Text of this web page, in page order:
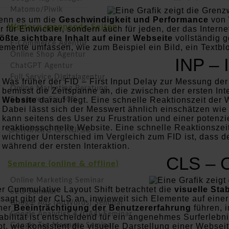
Matomo/Piwik
Weitere spannende Seiten
E-Commerce Agentur
Online Shop Agentur
ChatGPT Agentur
Full Service Digitalagentur
Online Marketing Beratung
So sparen Sie 50%
Seminare & Kurse
Seminare (online & offline)
Online Marketing Seminar
SEO Seminar
Google Ads (AdWords) Seminar
Google Analytics 4 (GA4) Seminar
Google Tag Manager Seminar
es um die Geschwindigkeit und Performance von
für Entwickler, sondern auch für jeden, der das
sichtbare Inhalt auf einer Webseitevollständig
umfassen, wie zum Beispiel ein Bild, ein
INP –
Was früher der FID – First Input Delay zur Messung
bemisst die Zeitspanne an, die zwischen der ersten
Websitedarauf liegt. Eine schnelle Reaktionszeit der
Dabei lässt sich der Messwert ähnlich einschätzen wie
kann seitens des User zu Frustration und einer
reaktionsschnelle Website. Eine schnelle
wichtiger Unterschied im Vergleich zum FID ist, dass
während der ersten Interaktion.
CLS –
Cummulative Layout Shift betrachtet dievisuelle
gibt der CLS an, inwieweit sich Elemente auf
Beeinträchtigung der Benutzererfahrung führen,
ist entscheidend für ein angenehmes
wie konsistent die visuelle Darstellung einer